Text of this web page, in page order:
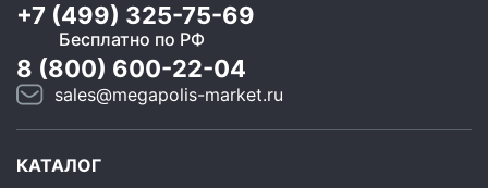
+7 (499) 325-75-69
Бесплатно по РФ
8 (800) 600-22-04
sales@megapolis-market.ru
КАТАЛОГ